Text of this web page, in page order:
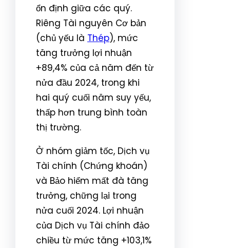
ổn định giữa các quý.
Riêng Tài nguyên Cơ bản
(chủ yếu là Thép), mức
tăng trưởng lợi nhuận
+89,4% của cả năm đến từ
nửa đầu 2024, trong khi
hai quý cuối năm suy yếu,
thấp hơn trung bình toàn
thị trường.
Ở nhóm giảm tốc, Dịch vụ
Tài chính (Chứng khoán)
và Bảo hiểm mất đà tăng
trưởng, chững lại trong
nửa cuối 2024. Lợi nhuận
của Dịch vụ Tài chính đảo
chiều từ mức tăng +103,1%